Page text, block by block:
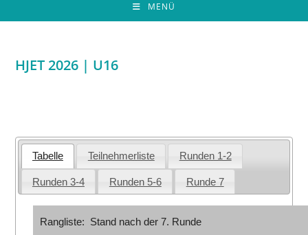
MENÜ
HJET 2026 | U16
Tabelle Teilnehmerliste Runden 1-2
Runden 3-4 Runden 5-6 Runde 7
Rangliste: Stand nach der 7. Runde